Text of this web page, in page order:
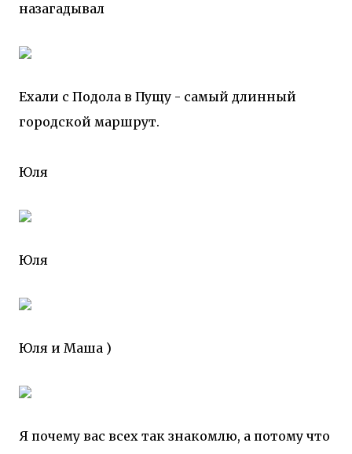
назагадывал
Ехали с Подола в Пущу - самый длинный
городской маршрут.
Юля
Юля
Юля и Маша )
Я почему вас всех так знакомлю, а потому что